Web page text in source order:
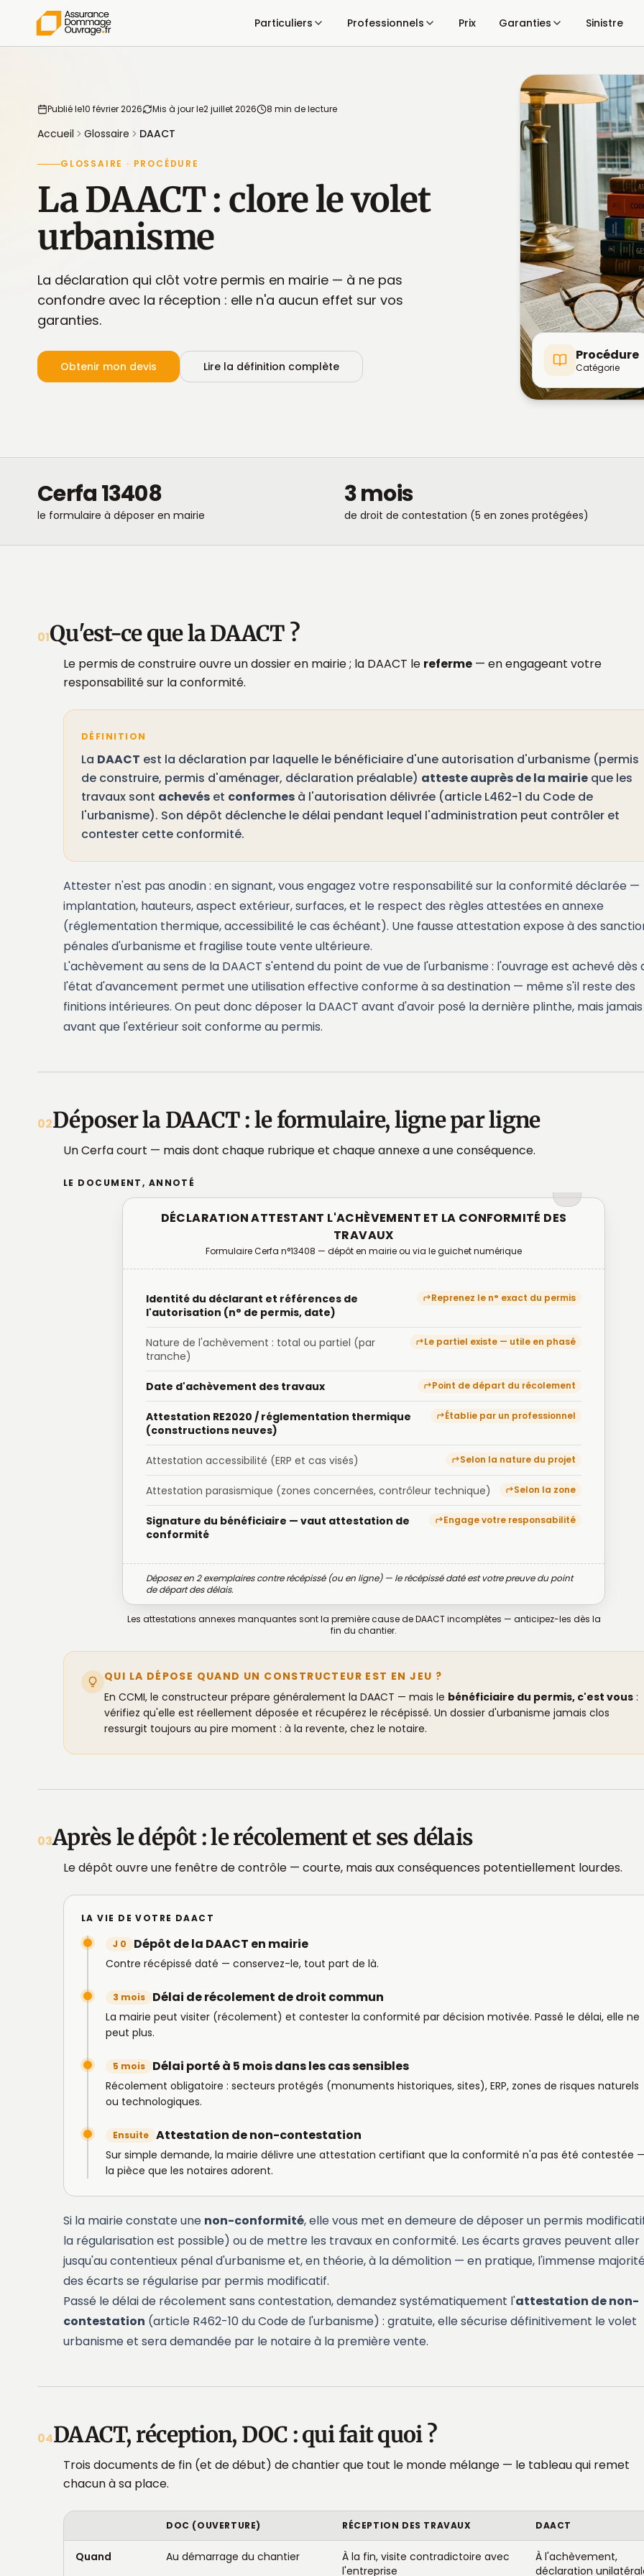
Particuliers Professionnels Prix Garanties Sinistre
Publié le10 février 2026 Mis à jour le2 juillet 2026 8 min de lecture
Accueil Glossaire DAACT
GLOSSAIRE · PROCÉDURE
La DAACT : clore le volet
urbanisme
La déclaration qui clôt votre permis en mairie — à ne pas
confondre avec la réception : elle n'a aucun effet sur vos
garanties.
Obtenir mon devis Lire la définition complète
Procédure
Catégorie
Cerfa 13408
le formulaire à déposer en mairie
3 mois
de droit de contestation (5 en zones protégées)
01Qu'est-ce que la DAACT ?
Le permis de construire ouvre un dossier en mairie ; la DAACT le referme — en engageant votre
responsabilité sur la conformité.
DÉFINITION
La DAACT est la déclaration par laquelle le bénéficiaire d'une autorisation d'urbanisme (permis
de construire, permis d'aménager, déclaration préalable) atteste auprès de la mairie que les
travaux sont achevés et conformes à l'autorisation délivrée (article L462-1 du Code de
l'urbanisme). Son dépôt déclenche le délai pendant lequel l'administration peut contrôler et
contester cette conformité.
Attester n'est pas anodin : en signant, vous engagez votre responsabilité sur la conformité déclarée —
implantation, hauteurs, aspect extérieur, surfaces, et le respect des règles attestées en annexe
(réglementation thermique, accessibilité le cas échéant). Une fausse attestation expose à des
pénales d'urbanisme et fragilise toute vente ultérieure.
L'achèvement au sens de la DAACT s'entend du point de vue de l'urbanisme : l'ouvrage est achevé dès
l'état d'avancement permet une utilisation effective conforme à sa destination — même s'il reste des
finitions intérieures. On peut donc déposer la DAACT avant d'avoir posé la dernière plinthe, mais jamais
avant que l'extérieur soit conforme au permis.
02Déposer la DAACT : le formulaire, ligne par ligne
Un Cerfa court — mais dont chaque rubrique et chaque annexe a une conséquence.
LE DOCUMENT, ANNOTÉ
DÉCLARATION ATTESTANT L'ACHÈVEMENT ET LA CONFORMITÉ DES
TRAVAUX
Formulaire Cerfa n°13408 — dépôt en mairie ou via le guichet numérique
Identité du déclarant et références de
l'autorisation (n° de permis, date)
Reprenez le n° exact du permis
Nature de l'achèvement : total ou partiel (par
tranche)
Le partiel existe — utile en phasé
Date d'achèvement des travaux Point de départ du récolement
Attestation RE2020 / réglementation thermique
(constructions neuves)
Établie par un professionnel
Attestation accessibilité (ERP et cas visés) Selon la nature du projet
Attestation parasismique (zones concernées, contrôleur technique) Selon la zone
Signature du bénéficiaire — vaut attestation de
conformité
Engage votre responsabilité
Déposez en 2 exemplaires contre récépissé (ou en ligne) — le récépissé daté est votre preuve du point
de départ des délais.
Les attestations annexes manquantes sont la première cause de DAACT incomplètes — anticipez-les dès la
fin du chantier.
QUI LA DÉPOSE QUAND UN CONSTRUCTEUR EST EN JEU ?
En CCMI, le constructeur prépare généralement la DAACT — mais le bénéficiaire du permis, c'est vous :
vérifiez qu'elle est réellement déposée et récupérez le récépissé. Un dossier d'urbanisme jamais clos
ressurgit toujours au pire moment : à la revente, chez le notaire.
03Après le dépôt : le récolement et ses délais
Le dépôt ouvre une fenêtre de contrôle — courte, mais aux conséquences potentiellement lourdes.
LA VIE DE VOTRE DAACT
J 0 Dépôt de la DAACT en mairie
Contre récépissé daté — conservez-le, tout part de là.
3 mois Délai de récolement de droit commun
La mairie peut visiter (récolement) et contester la conformité par décision motivée. Passé le délai, elle ne
peut plus.
5 mois Délai porté à 5 mois dans les cas sensibles
Récolement obligatoire : secteurs protégés (monuments historiques, sites), ERP, zones de risques naturels
ou technologiques.
Ensuite Attestation de non-contestation
Sur simple demande, la mairie délivre une attestation certifiant que la conformité n'a pas été contestée
la pièce que les notaires adorent.
Si la mairie constate une non-conformité, elle vous met en demeure de déposer un permis
la régularisation est possible) ou de mettre les travaux en conformité. Les écarts graves peuvent aller
jusqu'au contentieux pénal d'urbanisme et, en théorie, à la démolition — en pratique, l'immense
des écarts se régularise par permis modificatif.
Passé le délai de récolement sans contestation, demandez systématiquement l'attestation de non-
contestation (article R462-10 du Code de l'urbanisme) : gratuite, elle sécurise définitivement le volet
urbanisme et sera demandée par le notaire à la première vente.
04DAACT, réception, DOC : qui fait quoi ?
Trois documents de fin (et de début) de chantier que tout le monde mélange — le tableau qui remet
chacun à sa place.
DOC (OUVERTURE) RÉCEPTION DES TRAVAUX DAACT
Quand Au démarrage du chantier
À la fin, visite contradictoire avec
l'entreprise
À l'achèvement,
déclaration